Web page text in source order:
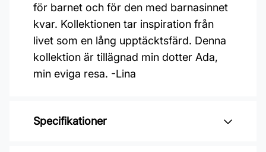
för barnet och för den med barnasinnet
kvar. Kollektionen tar inspiration från
livet som en lång upptäcktsfärd. Denna
kollektion är tillägnad min dotter Ada,
min eviga resa. -Lina
Specifikationer